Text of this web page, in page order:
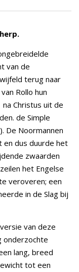
van de
terug naar
Rollo hun
Christus uit de
de Simple
De Noormannen
en dus duurde het
zwaarden
het Engelse
veroveren; een
in de Slag bij
van deze
onderzochte
lang, breed
tot een